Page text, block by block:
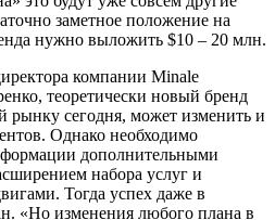
заметное положение на
нужно выложить $10 – 20 млн.
компании Minale
теоретически новый бренд
рынку сегодня, может изменить и
Однако необходимо
дополнительными
набора услуг и
Тогда успех даже в
«Но изменения любого плана в